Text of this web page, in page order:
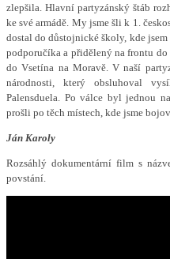
zlepšila. Hlavní partyzánský štáb
ke své armádě. My jsme šli k 1.
dostal do důstojnické školy, kde
podporučíka a přidělený na frontu
do Vsetína na Moravě. V naší
národnosti, který obsluhoval
Palensduela. Po válce byl jednou
prošli po těch místech, kde jsme
Ján Karoly
Rozsáhlý dokumentární film s
povstání.